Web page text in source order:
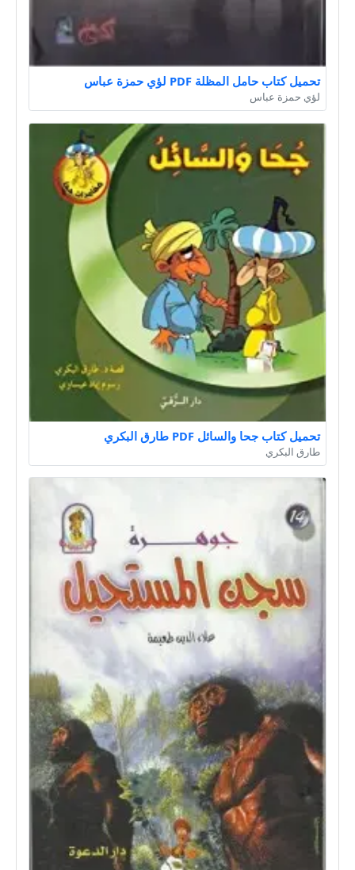
تحميل كتاب حامل المظلة PDF لؤي حمزة عباس
لؤي حمزة عباس
تحميل كتاب جحا والسائل PDF طارق البكري
طارق البكري